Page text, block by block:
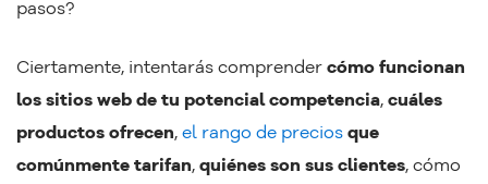
pasos?
Ciertamente, intentarás comprender cómo funcionan
los sitios web de tu potencial competencia, cuáles
productos ofrecen, el rango de precios que
comúnmente tarifan, quiénes son sus clientes, cómo